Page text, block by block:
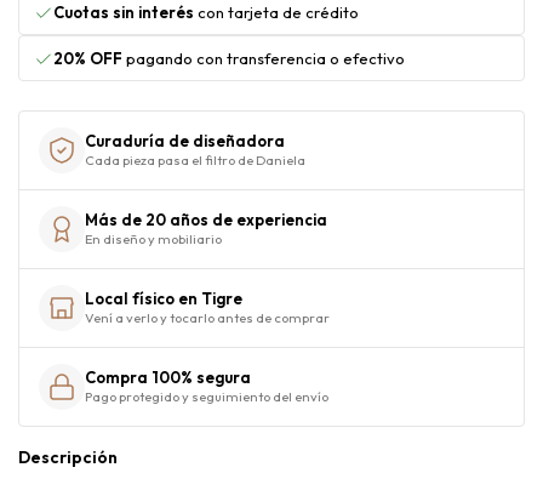
Cuotas sin interés con tarjeta de crédito
20% OFF pagando con transferencia o efectivo
Curaduría de diseñadora
Cada pieza pasa el filtro de Daniela
Más de 20 años de experiencia
En diseño y mobiliario
Local físico en Tigre
Vení a verlo y tocarlo antes de comprar
Compra 100% segura
Pago protegido y seguimiento del envío
Descripción